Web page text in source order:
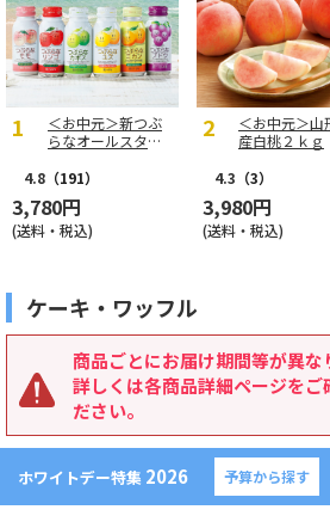
＜お中元＞新つぶ
らなオールスター
4.8 （191）
3,780円
(送料・税込)
＜お中元＞山
産白桃２ｋｇ
4.3 （3）
3,980円
(送料・税込)
ケーキ・ワッフル
商品ごとにお届け期間等が異な
詳しくは各商品詳細ページをご
ださい。
ホワイトデー特集 2026 予算から探す